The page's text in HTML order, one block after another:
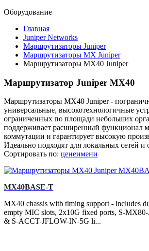
Оборудование
Главная
Juniper Networks
Маршрутизаторы Juniper
Маршрутизаторы MX Juniper
Маршрутизаторы MX40 Juniper
Маршрутизатор Juniper MX40
Маршрутизаторы MX40 Juniper -
универсальные, высокотехнологичные
ограниченных по площади небольших
поддерживает расширенный функционал
коммутации и гарантирует высокую
Идеально подходят для локальных сетей
Сортировать по: ценеимени
MX40BASE-T
MX40 chassis with timing support - includes
empty MIC slots, 2x10G fixed ports, S-
& S-ACCT-JFLOW-IN-5G li...